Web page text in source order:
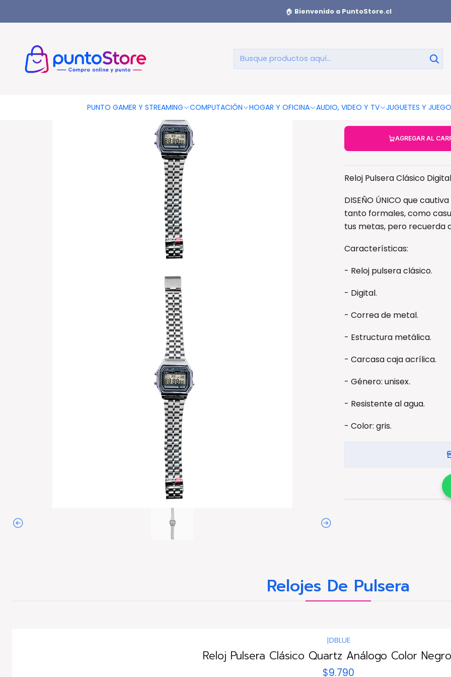
PUNTO GAMER Y STREAMING COMPUTACIÓN HOGAR Y OFICINA AUDIO, VIDEO Y TV JUGUETES Y
🏠 Bienvenido a PuntoStore.cl
Reloj Pulsera Clásico Digital Con Correa Metálica - Ps
Reloj
AGREGAR AL
Reloj Pulsera Clásico
DISEÑO ÚNICO que
tanto formales, como
tus metas, pero recuerda
Características:
- Reloj pulsera clásico.
- Digital.
- Correa de metal.
- Estructura metálica.
- Carcasa caja acrílica.
- Género: unisex.
- Resistente al agua.
- Color: gris.
Relojes De Pulsera
|DBLUE
Reloj Pulsera Clásico Quartz Análogo Color
$9.790